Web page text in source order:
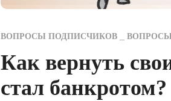
ВОПРОСЫ ПОДПИСЧИКОВ
Как вернуть
стал банкротом?